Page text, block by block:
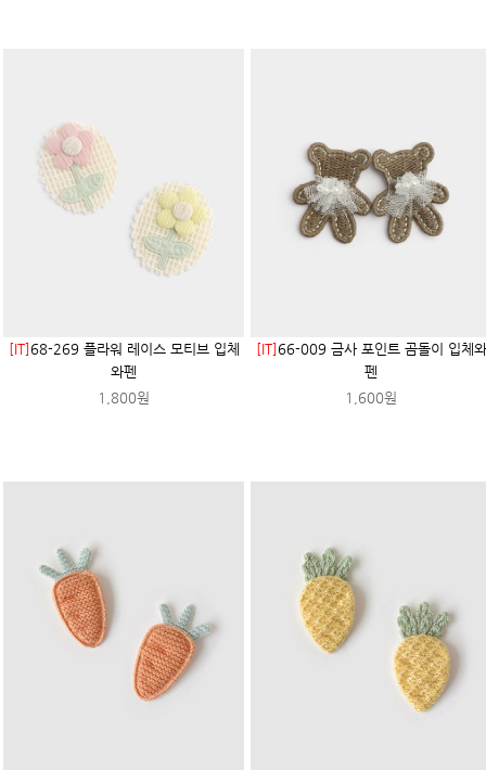
[IT]68-269 플라워 레이스 모티브 입체
와펜
1,800원
[IT]66-009 금사 포인트 곰돌이 입체와
펜
1,600원